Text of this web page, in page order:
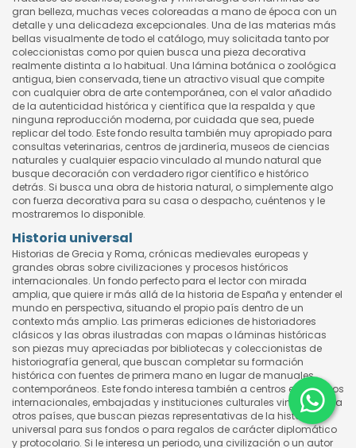
gran belleza, muchas veces coloreadas a mano de época con un
detalle y una delicadeza excepcionales. Una de las materias más
bellas visualmente de todo el catálogo, muy solicitada tanto por
coleccionistas como por quien busca una pieza decorativa
realmente distinta a lo habitual. Una lámina botánica o zoológica
antigua, bien conservada, tiene un atractivo visual que compite
con cualquier obra de arte contemporánea, con el valor añadido
de la autenticidad histórica y científica que la respalda y que
ninguna reproducción moderna, por cuidada que sea, puede
replicar del todo. Este fondo resulta también muy apropiado para
consultas veterinarias, centros de jardinería, museos de ciencias
naturales y cualquier espacio vinculado al mundo natural que
busque decoración con verdadero rigor científico e histórico
detrás. Si busca una obra de historia natural, o simplemente algo
con fuerza decorativa para su casa o despacho, cuéntenos y le
mostraremos lo disponible.
Historia universal
Historias de Grecia y Roma, crónicas medievales europeas y
grandes obras sobre civilizaciones y procesos históricos
internacionales. Un fondo perfecto para el lector con mirada
amplia, que quiere ir más allá de la historia de España y entender el
mundo en perspectiva, situando el propio país dentro de un
contexto más amplio. Las primeras ediciones de historiadores
clásicos y las obras ilustradas con mapas o láminas históricas
son piezas muy apreciadas por bibliotecas y coleccionistas de
historiografía general, que buscan completar su formación
histórica con fuentes de primera mano en lugar de manuales
contemporáneos. Este fondo interesa también a centros educativos
internacionales, embajadas y instituciones culturales vinculadas a
otros países, que buscan piezas representativas de la historia
universal para sus fondos o para regalos de carácter diplomático
y protocolario. Si le interesa un periodo, una civilización o un autor